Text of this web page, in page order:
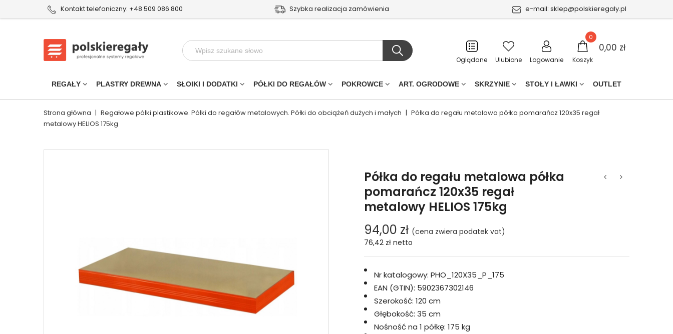
Kontakt telefoniczny: +48 509 086 800 Szybka realizacja zamówienia e-mail: sklep@polskieregaly.pl
Oglądane Ulubione Logowanie Koszyk
0
0,00 zł
REGAŁY PLASTRY DREWNA SŁOIKI I DODATKI PÓŁKI DO REGAŁÓW POKROWCE ART. OGRODOWE SKRZYNIE STOŁY I ŁAWKI OUTLET
Strona główna | Regałowe półki plastikowe. Półki do regałów metalowych. Półki do obciążeń dużych i małych | Półka do regału metalowa półka pomarańcz 120x35 regał
metalowy HELIOS 175kg
Półka do regału metalowa półka
pomarańcz 120x35 regał
metalowy HELIOS 175kg
94,00 zł (cena zwiera podatek vat)
76,42 zł netto
Nr katalogowy: PHO_120X35_P_175
EAN (GTIN): 5902367302146
Szerokość: 120 cm
Głębokość: 35 cm
Nośność na 1 półkę: 175 kg